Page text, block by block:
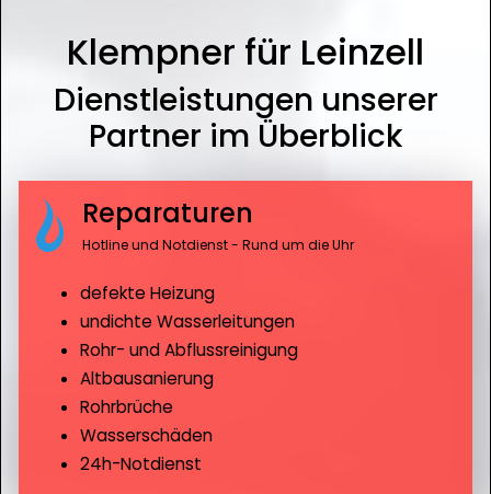
Klempner für Leinzell
Dienstleistungen unserer
Partner im Überblick
Reparaturen
Hotline und Notdienst - Rund um die Uhr
defekte Heizung
undichte Wasserleitungen
Rohr- und Abflussreinigung
Altbausanierung
Rohrbrüche
Wasserschäden
24h-Notdienst